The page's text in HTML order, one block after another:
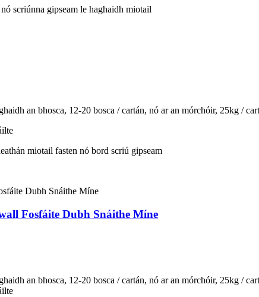
scriúnna gipseam le haghaidh miotail
an bhosca, 12-20 bosca / cartán, nó ar an mórchóir, 25kg /
miotail fasten nó bord scriú gipseam
Fosfáite Dubh Snáithe Míne
an bhosca, 12-20 bosca / cartán, nó ar an mórchóir, 25kg /